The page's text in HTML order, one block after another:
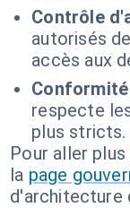
Contrôle
autorisés
accès aux
Conformité
respecte
plus stricts.
Pour aller
la page
d'architecture